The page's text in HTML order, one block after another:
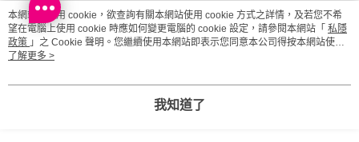
熱門標籤
熱銷排行
本網站中使用 cookie，欲查詢有關本網站使用 cookie 方式之詳情，及若您不希
望在電腦上使用 cookie 時應如何變更電腦的 cookie 設定，請參閱本網站「 私隱
政策 」之 Cookie 聲明。您繼續使用本網站即表示您同意本公司得按本網站使用
條款之 Cookie 聲明使用 cookie。
了解更多 >
我知道了